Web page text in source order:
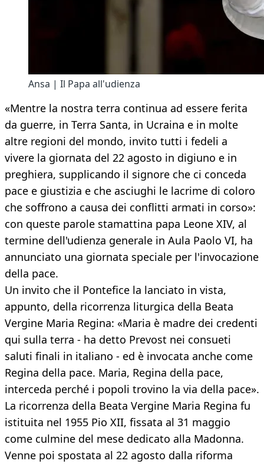
Ansa | Il Papa all'udienza
«Mentre la nostra terra continua ad essere ferita
da guerre, in Terra Santa, in Ucraina e in molte
altre regioni del mondo, invito tutti i fedeli a
vivere la giornata del 22 agosto in digiuno e in
preghiera, supplicando il signore che ci conceda
pace e giustizia e che asciughi le lacrime di coloro
che soffrono a causa dei conflitti armati in corso»:
con queste parole stamattina papa Leone XIV, al
termine dell'udienza generale in Aula Paolo VI, ha
annunciato una giornata speciale per l'invocazione
della pace.
Un invito che il Pontefice la lanciato in vista,
appunto, della ricorrenza liturgica della Beata
Vergine Maria Regina: «Maria è madre dei credenti
qui sulla terra - ha detto Prevost nei consueti
saluti finali in italiano - ed è invocata anche come
Regina della pace. Maria, Regina della pace,
interceda perché i popoli trovino la via della pace».
La ricorrenza della Beata Vergine Maria Regina fu
istituita nel 1955 Pio XII, fissata al 31 maggio
come culmine del mese dedicato alla Madonna.
Venne poi spostata al 22 agosto dalla riforma